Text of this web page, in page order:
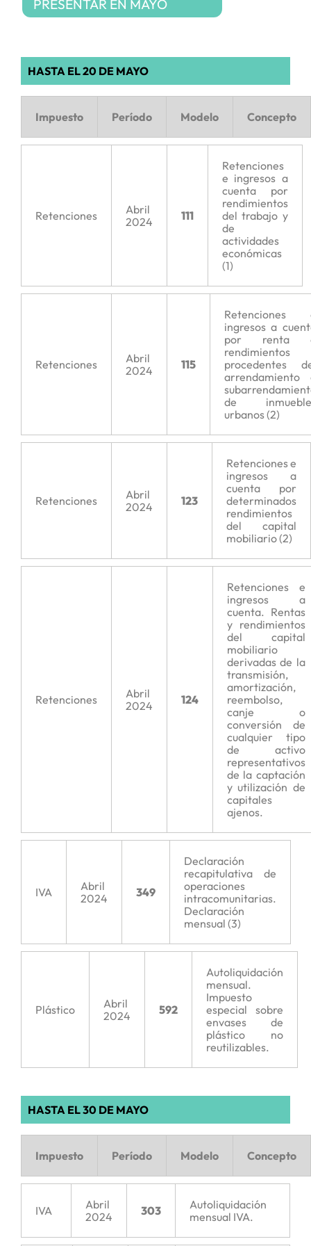
PRESENTAR EN MAYO
HASTA EL 20 DE MAYO
Impuesto Período Modelo Concepto
Retenciones
Abril
2024
111
Retenciones
e ingresos a
cuenta por
rendimientos
del trabajo y
de
actividades
económicas
(1)
Retenciones
Abril
2024
115
Retenciones
ingresos a
por renta
rendimientos
procedentes
arrendamiento
de
urbanos (2)
Retenciones
Abril
2024
123
Retenciones e
ingresos a
cuenta por
determinados
rendimientos
del capital
mobiliario (2)
Retenciones
Abril
2024
124
Retenciones e
ingresos a
cuenta. Rentas
y rendimientos
del capital
mobiliario
derivadas de la
transmisión,
amortización,
reembolso,
canje o
conversión de
cualquier tipo
de activo
representativos
de la captación
y utilización de
capitales
ajenos.
IVA
Abril
2024
349
Declaración
recapitulativa de
operaciones
intracomunitarias.
Declaración
mensual (3)
Plástico
Abril
2024
592
Autoliquidación
mensual.
Impuesto
especial sobre
envases de
plástico no
reutilizables.
HASTA EL 30 DE MAYO
Impuesto Período Modelo Concepto
IVA
Abril
2024
303
Autoliquidación
mensual IVA.